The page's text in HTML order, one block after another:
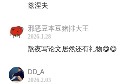
消失的第二部
把演员简化为一种纯粹的客体
兹涅夫
邪恶豆本豆猪排大王
2026.1.28
熬夜写论文居然还有礼物😋😋
DD_A
2026.2.03